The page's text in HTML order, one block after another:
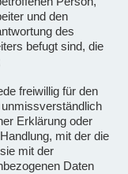
und den
des
befugt sind, die
freiwillig für den
Erklärung oder
mit der die
mit der
Daten